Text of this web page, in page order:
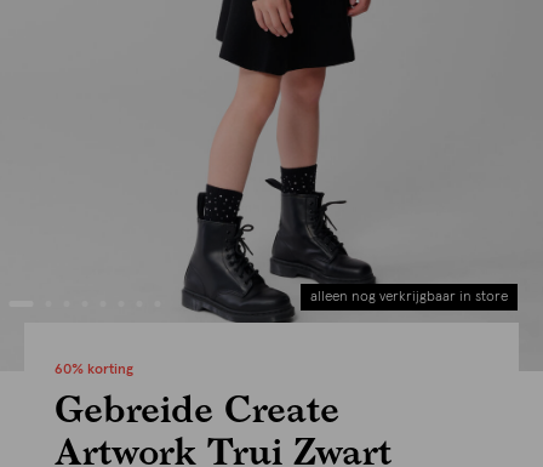
alleen nog verkrijgbaar in store
60% korting
Gebreide Create
Artwork Trui Zwart